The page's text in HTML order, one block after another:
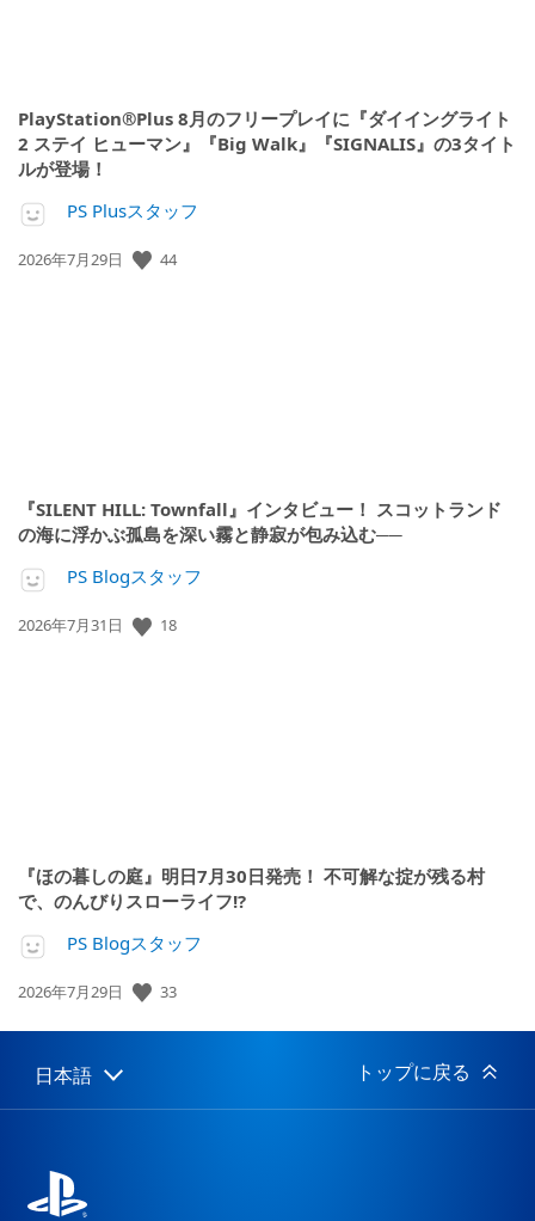
PlayStation®Plus 8月のフリープレイに『ダイイングライト
2 ステイ ヒューマン』『Big Walk』『SIGNALIS』の3タイト
ルが登場！
PS Plusスタッフ
公
2026年7月29日 44
『SILENT HILL: Townfall』インタビュー！ スコットランド
の海に浮かぶ孤島を深い霧と静寂が包み込む──
PS Blogスタッフ
公
2026年7月31日 18
『ほの暮しの庭』明日7月30日発売！ 不可解な掟が残る村
で、のんびりスローライフ!?
PS Blogスタッフ
公
日:
2026年7月29日 33
Select
a
Current
region:
日本語 トップに戻る